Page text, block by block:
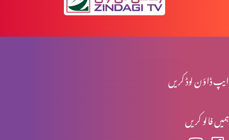
محبت کی 5 زبانیں
مقدسہ مریم
ایپ ڈاؤن لوڈ کریں
ہمیں فالو کریں